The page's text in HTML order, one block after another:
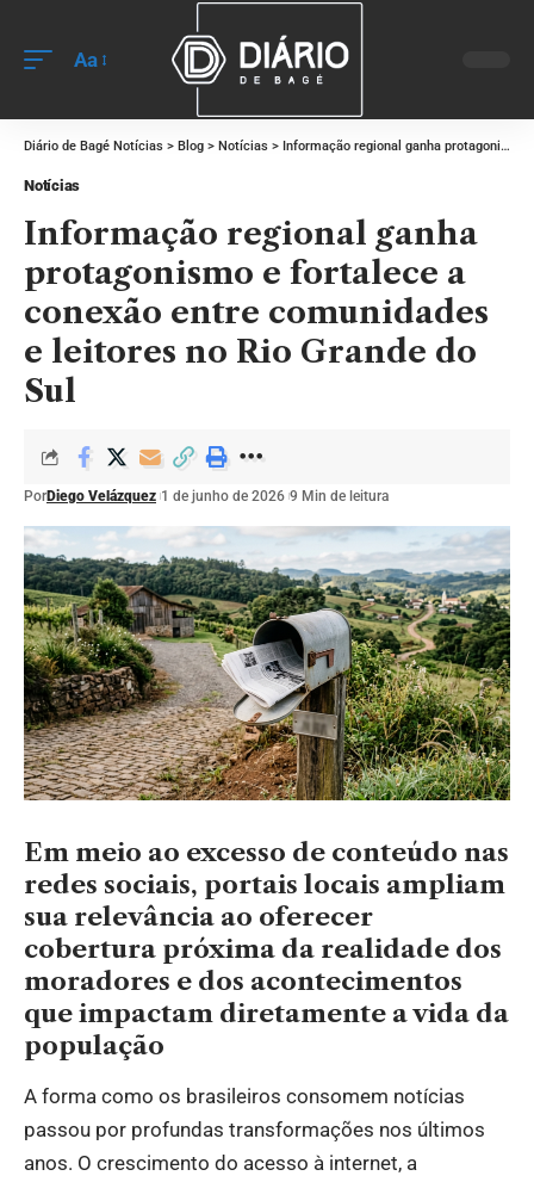
Aa
Diário de Bagé Notícias > Blog > Notícias > Informação regional ganha protagonismo e fortalece a conexão entre comunidades e leitores no Rio Grande do Sul
Notícias
Informação regional ganha
protagonismo e fortalece a
conexão entre comunidades
e leitores no Rio Grande do
Sul
PorDiego Velázquez 1 de junho de 2026 9 Min de leitura
Em meio ao excesso de conteúdo nas
redes sociais, portais locais ampliam
sua relevância ao oferecer
cobertura próxima da realidade dos
moradores e dos acontecimentos
que impactam diretamente a vida da
população
A forma como os brasileiros consomem notícias
passou por profundas transformações nos últimos
anos. O crescimento do acesso à internet, a